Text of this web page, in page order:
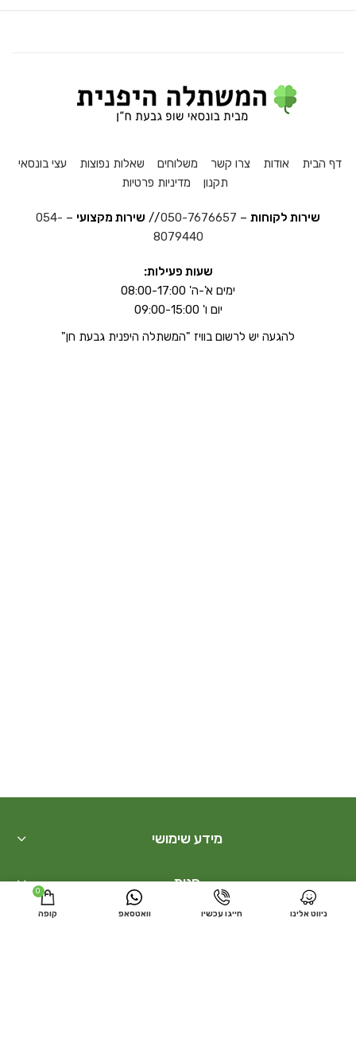
דף הבית אודות צרו קשר משלוחים שאלות נפוצות
עצי בונסאי
תקנון
מדיניות פרטיות
שירות לקוחות –
050-7676657
// שירות מקצועי –
054-
8079440
שעות פעילות:
ימים א'-ה' 08:00-17:00
יום ו' 09:00-15:00
להגעה יש לרשום בוויז "המשתלה היפנית גבעת חן"
מידע שימושי
חנות
ניווט אלינו חייגו עכשיו וואטסאפ
0
קופה